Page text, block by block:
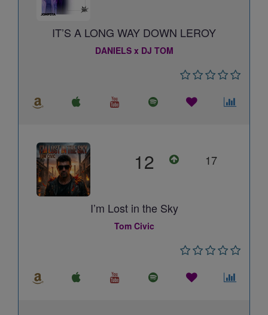
IT’S A LONG WAY DOWN LEROY
DANIELS x DJ TOM
12 17
I’m Lost in the Sky
Tom Civic